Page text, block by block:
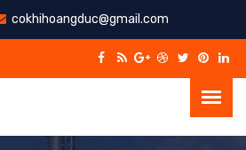
cokhihoangduc@gmail.com